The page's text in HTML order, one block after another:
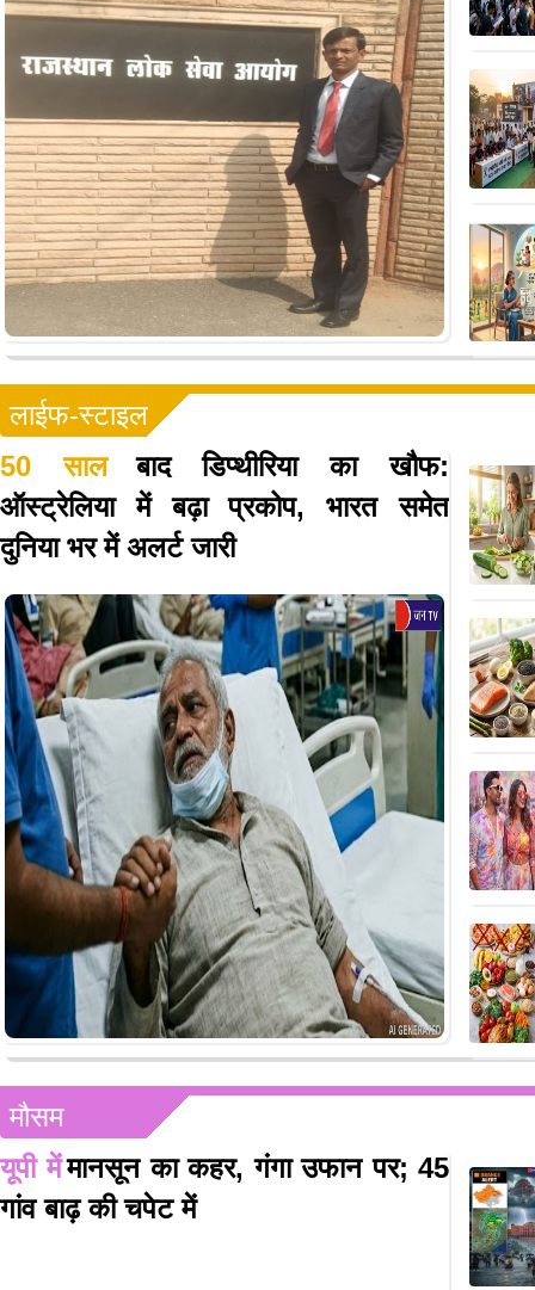
लाईफ-स्टाइल
50 साल
बाद डिप्थीरिया का खौफ:
ऑस्ट्रेलिया में बढ़ा प्रकोप, भारत समेत
दुनिया भर में अलर्ट जारी
मौसम
यूपी में मानसून का कहर, गंगा उफान पर; 45
गांव बाढ़ की चपेट में